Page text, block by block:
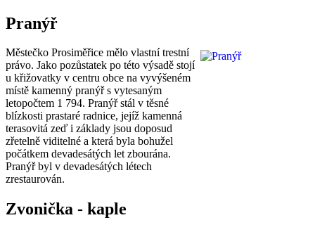
Pranýř
Městečko Prosiměřice mělo vlastní trestní
právo. Jako pozůstatek po této výsadě stojí
u křižovatky v centru obce na vyvýšeném
místě kamenný pranýř s vytesaným
letopočtem 1 794. Pranýř stál v těsné
blízkosti prastaré radnice, jejíž kamenná
terasovitá zeď i základy jsou doposud
zřetelně viditelné a která byla bohužel
počátkem devadesátých let zbourána.
Pranýř byl v devadesátých létech
zrestaurován.
Zvonička - kaple